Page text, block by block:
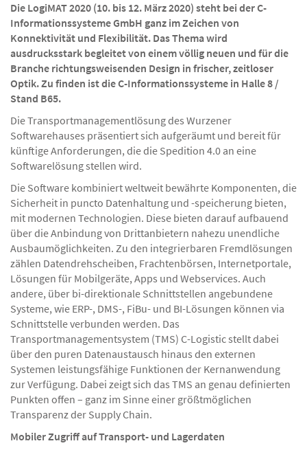
Die LogiMAT 2020 (10. bis 12. März 2020) steht bei der C-
Informationssysteme GmbH ganz im Zeichen von
Konnektivität und Flexibilität. Das Thema wird
ausdrucksstark begleitet von einem völlig neuen und für die
Branche richtungsweisenden Design in frischer, zeitloser
Optik. Zu finden ist die C-Informationssysteme in Halle 8 /
Stand B65.
Die Transportmanagementlösung des Wurzener
Softwarehauses präsentiert sich aufgeräumt und bereit für
künftige Anforderungen, die die Spedition 4.0 an eine
Softwarelösung stellen wird.
Die Software kombiniert weltweit bewährte Komponenten, die
Sicherheit in puncto Datenhaltung und -speicherung bieten,
mit modernen Technologien. Diese bieten darauf aufbauend
über die Anbindung von Drittanbietern nahezu unendliche
Ausbaumöglichkeiten. Zu den integrierbaren Fremdlösungen
zählen Datendrehscheiben, Frachtenbörsen, Internetportale,
Lösungen für Mobilgeräte, Apps und Webservices. Auch
andere, über bi-direktionale Schnittstellen angebundene
Systeme, wie ERP-, DMS-, FiBu- und BI-Lösungen können via
Schnittstelle verbunden werden. Das
Transportmanagementsystem (TMS) C-Logistic stellt dabei
über den puren Datenaustausch hinaus den externen
Systemen leistungsfähige Funktionen der Kernanwendung
zur Verfügung. Dabei zeigt sich das TMS an genau definierten
Punkten offen – ganz im Sinne einer größtmöglichen
Transparenz der Supply Chain.
Mobiler Zugriff auf Transport- und Lagerdaten